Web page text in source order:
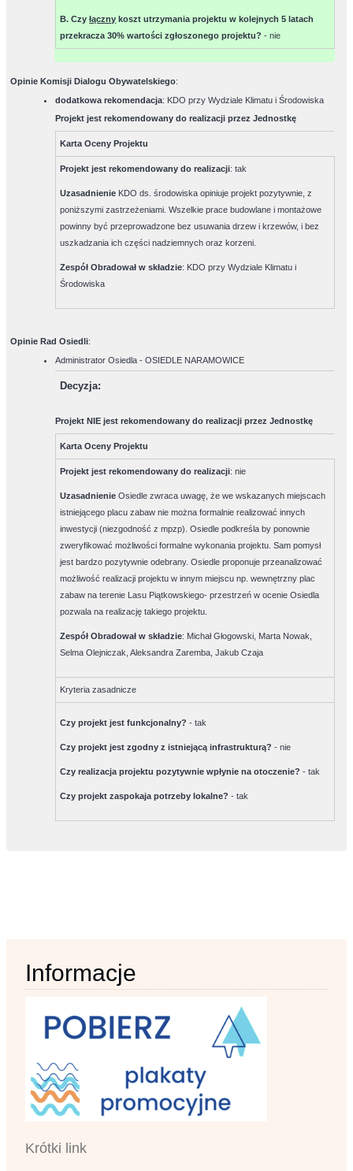
B. Czyłączny koszt utrzymania projektu w kolejnych 5 latach
przekracza 30% wartości zgłoszonego projektu?-nie
Opinie Komisji Dialogu Obywatelskiego:
dodatkowa rekomendacja: KDO przy Wydziale Klimatu i Środowiska
Projekt jest rekomendowany do realizacji przez Jednostkę
Karta Oceny Projektu
Projekt jest rekomendowany do realizacji:tak
Uzasadnienie KDO ds. środowiska opiniuje projekt pozytywnie, z
poniższymi zastrzeżeniami. Wszelkie prace budowlane i montażowe
powinny być przeprowadzone bez usuwania drzew i krzewów, i bez
uszkadzania ich części nadziemnych oraz korzeni.
Zespół Obradował w składzie: KDO przy Wydziale Klimatu i
Środowiska
Opinie Rad Osiedli:
Administrator Osiedla - OSIEDLE NARAMOWICE
Decyzja:
Projekt NIE jest rekomendowany do realizacji przez Jednostkę
Karta Oceny Projektu
Projekt jest rekomendowany do realizacji:nie
Uzasadnienie Osiedle zwraca uwagę, że we wskazanych miejscach
istniejącego placu zabaw nie można formalnie realizować innych
inwestycji (niezgodność z mpzp). Osiedle podkreśla by ponownie
zweryfikować możliwości formalne wykonania projektu. Sam pomysł
jest bardzo pozytywnie odebrany. Osiedle proponuje przeanalizować
możliwość realizacji projektu w innym miejscu np. wewnętrzny plac
zabaw na terenie Lasu Piątkowskiego- przestrzeń w ocenie Osiedla
pozwala na realizację takiego projektu.
Zespół Obradował w składzie: Michał Głogowski, Marta Nowak,
Selma Olejniczak, Aleksandra Zaremba, Jakub Czaja
Kryteria zasadnicze
Czy projekt jest funkcjonalny?-tak
Czy projekt jest zgodny z istniejącą infrastrukturą?-nie
Czy realizacja projektu pozytywnie wpłynie na otoczenie?-tak
Czy projekt zaspokaja potrzeby lokalne?-tak
Informacje
Krótki link